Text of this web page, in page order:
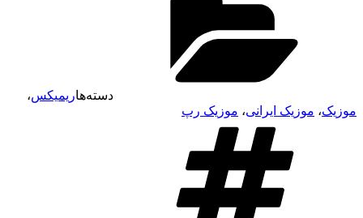
دسته‌هاریمیکس،
موزیک، موزیک ایرانی، موزیک رپ